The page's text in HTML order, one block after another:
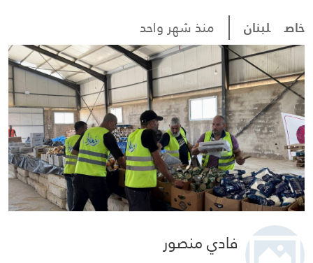
خاص لبنان منذ شهر واحد
فادي منصور